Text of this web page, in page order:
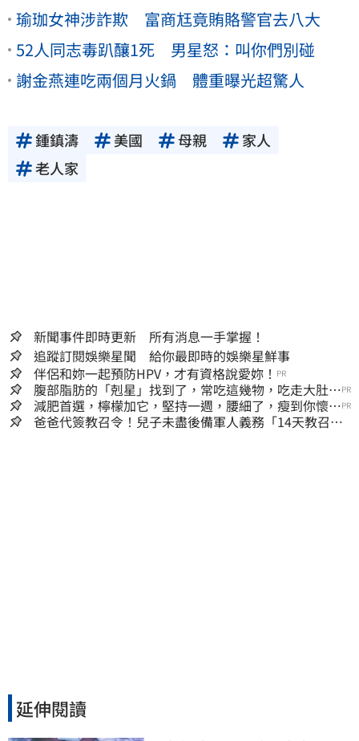
瑜珈女神涉詐欺 富商尪竟賄賂警官去八大
52人同志毒趴釀1死 男星怒：叫你們別碰
謝金燕連吃兩個月火鍋 體重曝光超驚人
鍾鎮濤 美國 母親
家人
老人家
新聞事件即時更新 所有消息一手掌握！
追蹤訂閱娛樂星聞 給你最即時的娛樂星鮮事
伴侶和妳一起預防HPV，才有資格說愛妳！ PR
腹部脂肪的「剋星」找到了，常吃這幾物，吃走大肚
囊，瘦出小蠻腰
PR
減肥首選，檸檬加它，堅持一週，腰細了，瘦到你懷疑
人生
PR
爸爸代簽教召令！兒子未盡後備軍人義務「14天教召不
延伸閱讀